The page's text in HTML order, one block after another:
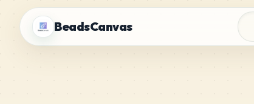
BeadsCanvas